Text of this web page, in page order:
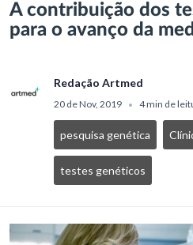
A contribuição dos
para o avanço da
Redação Artmed
20 de Nov, 2019 • 4 min de
pesquisa genética
testes genéticos